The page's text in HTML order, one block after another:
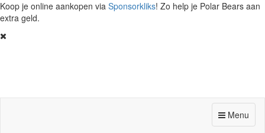
Koop je online aankopen via Sponsorkliks! Zo help je Polar Bears aan
extra geld.
Toggle
navigation
Menu